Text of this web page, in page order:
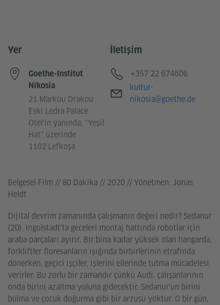
Belgesel Film // 80 Dakika // 2020 // Yönetmen: Jonas
Heldt
Dijital devrim zamanında çalışmanın değeri nedir? Sedanur
(20), Ingolstadt'ta geceleri montaj hattında robotlar için
araba parçaları ayırır. Bir bina kadar yüksek olan hangarda,
forkliftler floresanların ışığında birbirlerinin etrafında
dönerken, geçici işçiler, işlerini ellerinde tutma mücadelesi
verirler. Bu zorlu bir zamandır çünkü Audi, çalışanlarının
onda birini azaltma yoluna gidecektir. Sedanur'un birini
bulma ve çocuk doğurma gibi bir arzusu yoktur. O bir gün,
Yer
Goethe-Institut
Nikosia
21 Markou Drakou
Eski Ledra Palace
Otel'in yanında, "Yeşil
Hat" üzerinde
1102 Lefkoşa
İletişim
Telefon
+357 22 674606
E-posta
kultur-
nikosia@goethe.de